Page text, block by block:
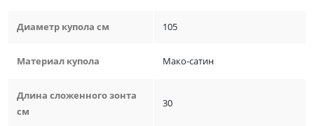
Диаметр купола см 105
Материал купола Мако-сатин
Длина сложенного зонта
см
30